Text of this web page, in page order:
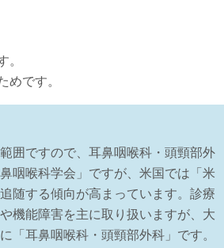
。
めです。
囲ですので、耳鼻咽喉科・頭頸部外
咽喉科学会」ですが、米国では「米
随する傾向が高まっています。診療
機能障害を主に取り扱いますが、大
「耳鼻咽喉科・頭頸部外科」です。